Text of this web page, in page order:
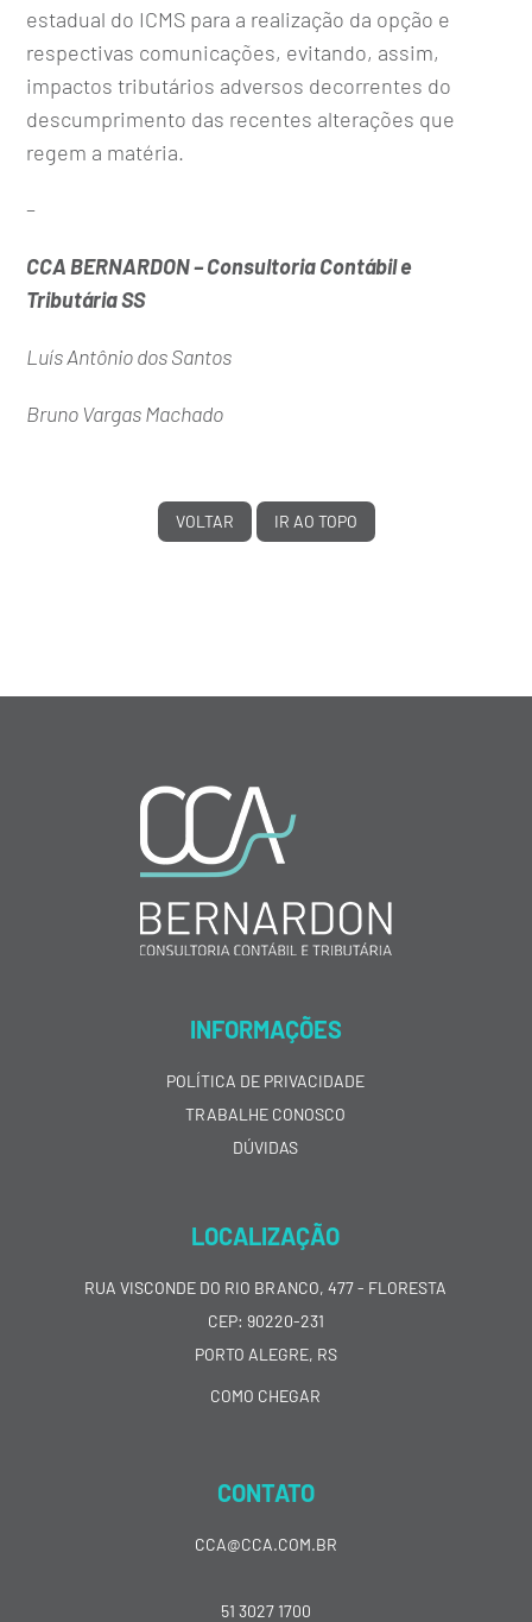
estadual do ICMS para a realização da opção e
respectivas comunicações, evitando, assim,
impactos tributários adversos decorrentes do
descumprimento das recentes alterações que
regem a matéria.
–
CCA BERNARDON – Consultoria Contábil e
Tributária SS
Luís Antônio dos Santos
Bruno Vargas Machado
VOLTAR IR AO TOPO
INFORMAÇÕES
POLÍTICA DE PRIVACIDADE
TRABALHE CONOSCO
DÚVIDAS
LOCALIZAÇÃO
RUA VISCONDE DO RIO BRANCO, 477 - FLORESTA
CEP: 90220-231
PORTO ALEGRE, RS
COMO CHEGAR
CONTATO
CCA@CCA.COM.BR
51 3027 1700